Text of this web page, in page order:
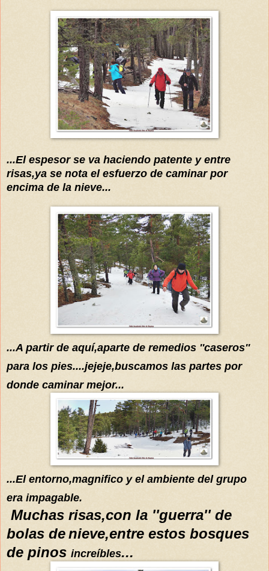
...El espesor se va haciendo patente y entre
risas,ya se nota el esfuerzo de caminar por
encima de la nieve...
...A partir de aquí,aparte de remedios ''caseros''
para los pies....jejeje,buscamos las partes por
donde caminar mejor...
...El entorno,magnifico y el ambiente del grupo
era impagable.
Muchas risas,con la ''guerra'' de
bolas denieve,entre estos bosques
de pinos increíbles...